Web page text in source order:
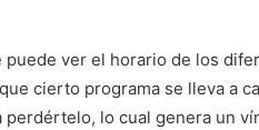
puede ver el horario de los
cierto programa se lleva a
lo cual genera un